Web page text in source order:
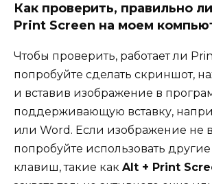
Как проверить, правильно
Print Screen на моем
Чтобы проверить, работает ли
попробуйте сделать скриншот,
и вставив изображение в
поддерживающую вставку,
или Word. Если изображение не
попробуйте использовать
клавиш, такие как Alt + Print